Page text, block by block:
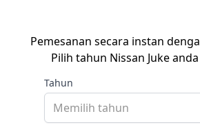
Pemesanan secara instan
Pilih tahun Nissan Juke
Tahun